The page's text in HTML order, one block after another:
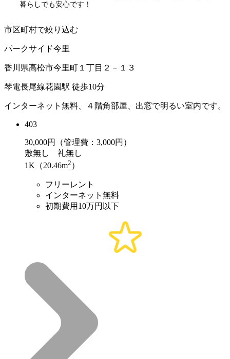
暮らしでも安心です！
市区町村で絞り込む
パークサイド今里
香川県高松市今里町１丁目２－１３
琴電長尾線花園駅 徒歩10分
インターネット無料、４階角部屋、出窓で明るい室内です。
403
30,000円（管理費：3,000円）
敷無し 礼無し
1K（20.46m2 ）
フリーレント
インターネット無料
初期費用10万円以下